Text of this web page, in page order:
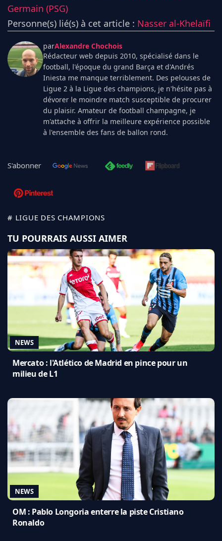
Germain (PSG)
Personne(s) lié(s) à cet article : Nasser al-Khelaïfi
parAlexandre Chochois
Rédacteur web depuis 2010, spécialisé dans le
football, l'époque du grand Barça et d'Andrés
Iniesta me manque terriblement. Des pelouses de
Ligue 2 à la Ligue des champions, je n'hésite pas à
dévorer le moindre match susceptible de procurer
du plaisir. Amateur de football champagne, je
m'attache à offrir la meilleure expérience possible
à l'ensemble des fans de ballon rond.
S'abonner
# LIGUE DES CHAMPIONS
TU POURRAIS AUSSI AIMER
NEWS
Mercato : l'Atlético de Madrid en pince pour un
milieu de L1
NEWS
OM : Pablo Longoria enterre la piste Cristiano
Ronaldo